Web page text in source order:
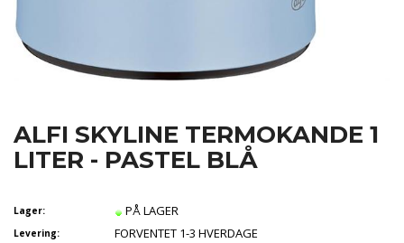
ALFI SKYLINE TERMOKANDE 1
LITER - PASTEL BLÅ
Lager: PÅ LAGER
Levering: FORVENTET 1-3 HVERDAGE